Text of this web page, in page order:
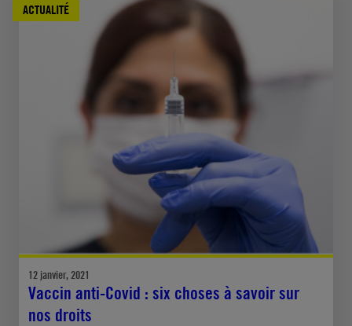
ACTUALITÉ
12 janvier, 2021
Vaccin anti-Covid : six choses à savoir sur
nos droits